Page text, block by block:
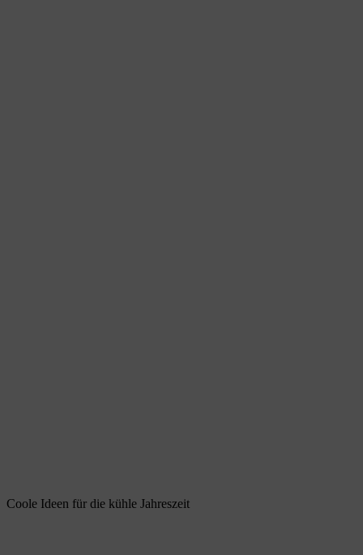
Coole Ideen für die kühle Jahreszeit